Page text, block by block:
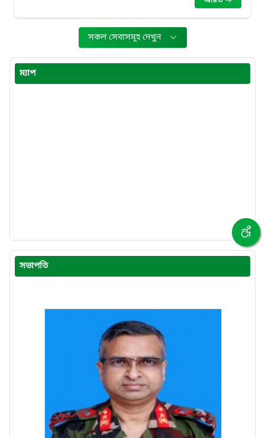
সকল সেবাসমূহ দেখুন
ম্যাপ
সভাপতি